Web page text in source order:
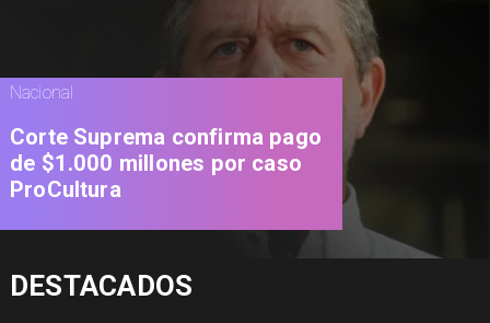
Nacional
Corte Suprema confirma pago
de $1.000 millones por caso
ProCultura
DESTACADOS